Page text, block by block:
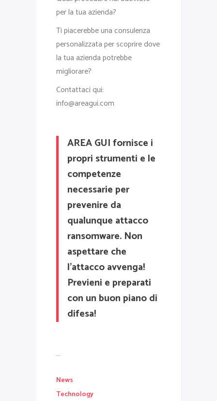
per la tua azienda?
Ti piacerebbe una consulenza
personalizzata per scoprire dove
la tua azienda potrebbe
migliorare?
Contattaci qui:
info@areagui.com
AREA GUI fornisce i
propri strumenti e le
competenze
necessarie per
prevenire da
qualunque attacco
ransomware. Non
aspettare che
l'attacco avvenga!
Previeni e preparati
con un buon piano di
difesa!
…
News
Technology